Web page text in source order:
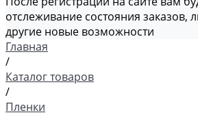
отслеживание состояния заказов,
другие новые возможности
Главная
/
Каталог товаров
/
Пленки